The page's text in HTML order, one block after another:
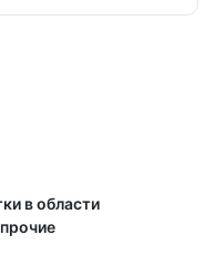
в области